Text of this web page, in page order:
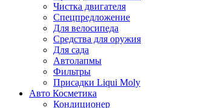
Чистка двигателя
Спецпредложение
Для велосипеда
Средства для оружия
Для сада
Автолапмы
Фильтры
Присадки Liqui Moly
Авто Косметика
Кондиционер